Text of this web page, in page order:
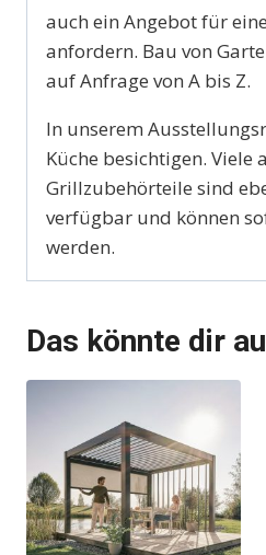
auch ein Angebot für
anfordern. Bau von
auf Anfrage von A bis Z.
In unserem
Küche besichtigen. Viele
Grillzubehörteile sind
verfügbar und können
werden.
Das könnte dir